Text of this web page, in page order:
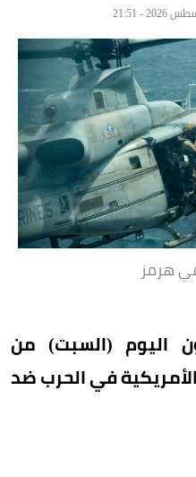
هرمز
اليوم (السبت) من
في الحرب ضد